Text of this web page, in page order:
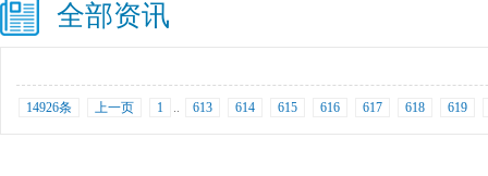
全部资讯
14926条 上一页 1 .. 613 614 615 616 617 618 619